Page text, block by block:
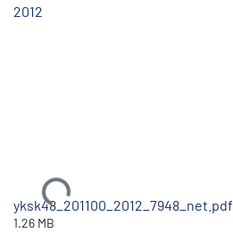
2012
Ladataan...
yksk48_201100_2012_7948_net.pdf
1.26 MB